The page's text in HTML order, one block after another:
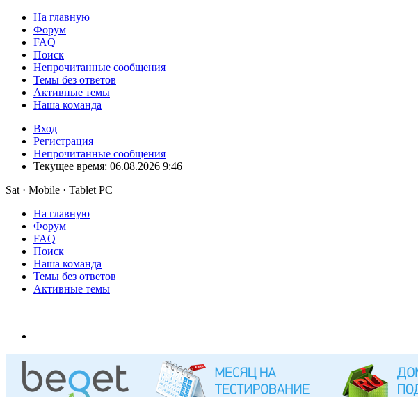
На главную
Форум
FAQ
Поиск
Непрочитанные сообщения
Темы без ответов
Активные темы
Наша команда
Вход
Регистрация
Непрочитанные сообщения
Текущее время: 06.08.2026 9:46
Sat · Mobile · Tablet PC
На главную
Форум
FAQ
Поиск
Наша команда
Темы без ответов
Активные темы